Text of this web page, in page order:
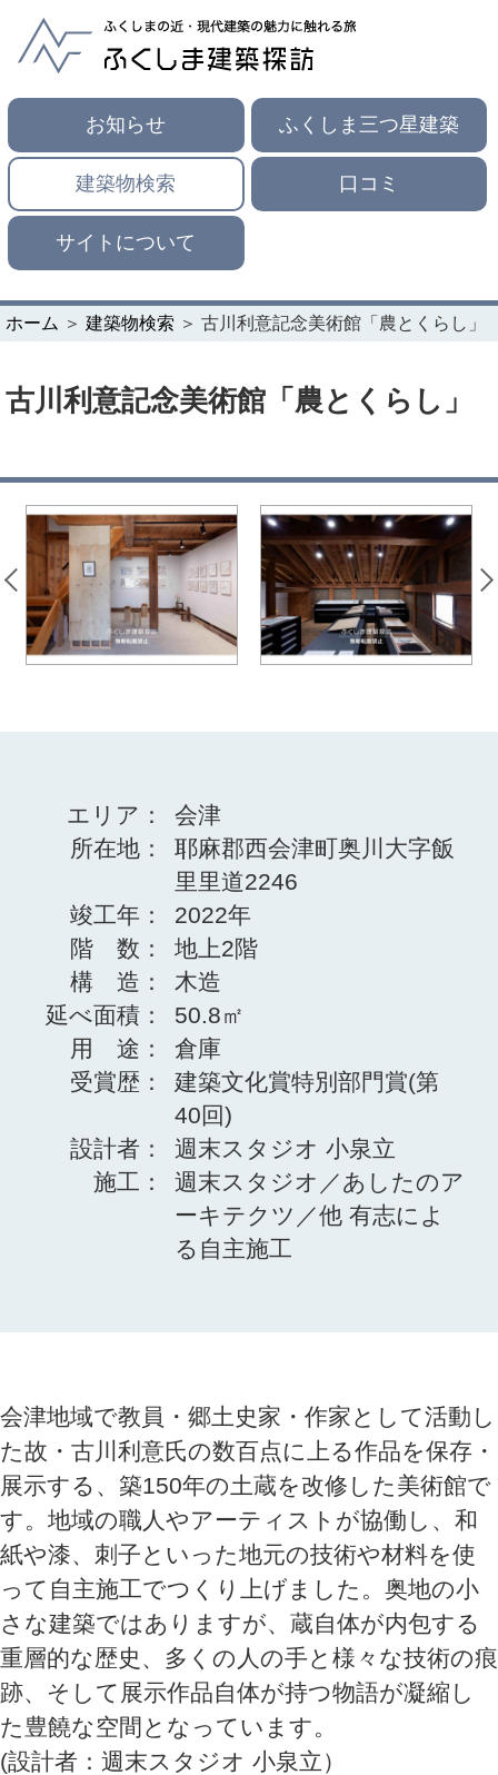
お知らせ ふくしま三つ星建築
建築物検索 口コミ
サイトについて
ホーム ＞ 建築物検索 ＞ 古川利意記念美術館「農とくらし」
古川利意記念美術館「農とくらし」
エリア：
会津
所在地：
耶麻郡西会津町奥川大字飯
里里道2246
竣工年：
2022年
階 数：
地上2階
構 造：
木造
延べ面積：
50.8㎡
用 途：
倉庫
受賞歴：
建築文化賞特別部門賞(第
40回)
設計者：
週末スタジオ 小泉立
施工：
週末スタジオ／あしたのア
ーキテクツ／他 有志によ
る自主施工
会津地域で教員・郷土史家・作家として活動し
た故・古川利意氏の数百点に上る作品を保存・
展示する、築150年の土蔵を改修した美術館で
す。地域の職人やアーティストが協働し、和
紙や漆、刺子といった地元の技術や材料を使
って自主施工でつくり上げました。奥地の小
さな建築ではありますが、蔵自体が内包する
重層的な歴史、多くの人の手と様々な技術の痕
跡、そして展示作品自体が持つ物語が凝縮し
た豊饒な空間となっています。
(設計者：週末スタジオ 小泉立）